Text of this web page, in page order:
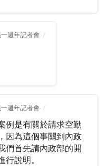
週年記者會
週年記者會
例是有關於請求空勤
因為這個事關到內政
們首先請內政部的開
說明。